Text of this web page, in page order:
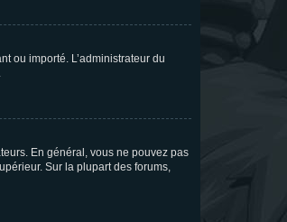
ou importé. L’administrateur du
En général, vous ne pouvez pas
Sur la plupart des forums,